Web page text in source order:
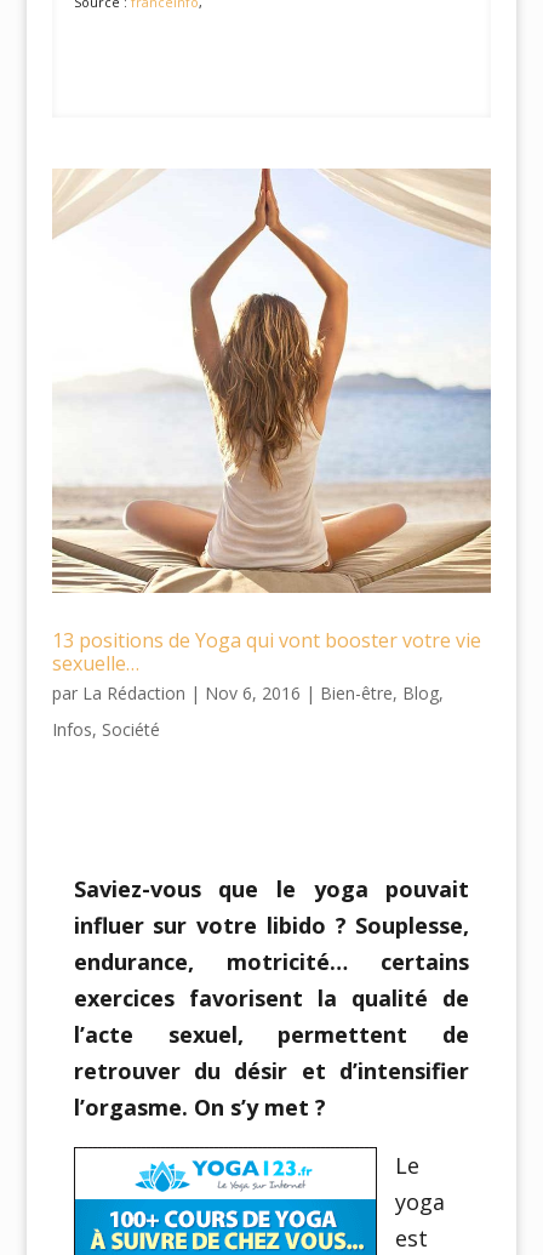
13 positions de Yoga qui vont booster votre vie
sexuelle…
par La Rédaction | Nov 6, 2016 | Bien-être, Blog,
Infos, Société
Saviez-vous que le yoga pouvait
influer sur votre libido ? Souplesse,
endurance, motricité… certains
exercices favorisent la qualité de
l’acte sexuel, permettent de
retrouver du désir et d’intensifier
l’orgasme. On s’y met ?
Le
yoga
est